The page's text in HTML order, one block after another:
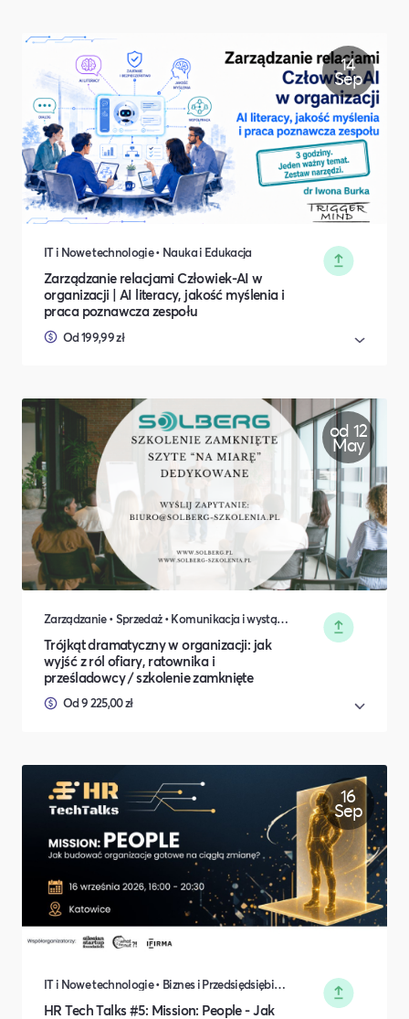
14
Sep
IT i Nowe technologie • Nauka i Edukacja
Zarządzanie relacjami Człowiek-AI w
organizacji | AI literacy, jakość myślenia i
praca poznawcza zespołu
Od 199,99 zł
od 12
May
Zarządzanie • Sprzedaż • Komunikacja i wystąpienia publiczne • Rozwój osobisty • Turystyka i podróże • Wydarzenia zamknięte • Marketing • Biznes i Przedsiędsiębiorczość • Nauka i Edukacja • Polityka i Gospodarka • Dieta, Odżywianie i Degustacje • IT i Nowe technologie
Trójkąt dramatyczny w organizacji: jak
wyjść z ról ofiary, ratownika i
prześladowcy / szkolenie zamknięte
Od 9 225,00 zł
16
Sep
IT i Nowe technologie • Biznes i Przedsiędsiębiorczość • Zarządzanie • Nauka i Edukacja
HR Tech Talks #5: Mission: People - Jak